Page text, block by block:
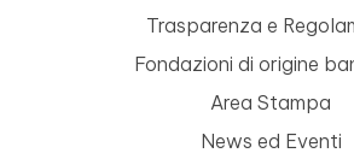
Trasparenza e
Fondazioni di origine
Area Stampa
News ed Eventi